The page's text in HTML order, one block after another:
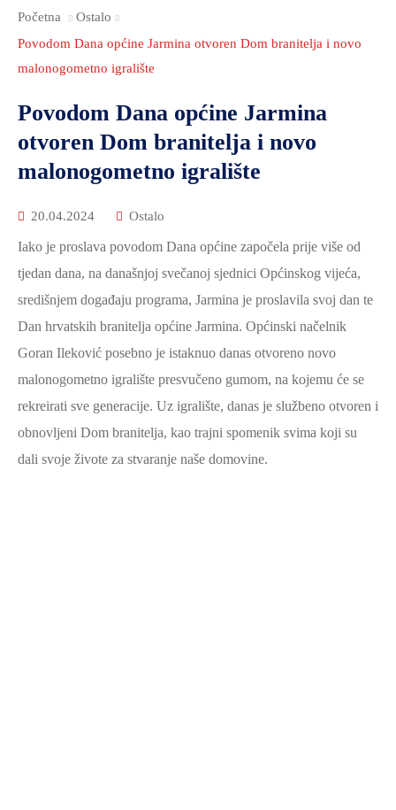
Početna
Ostalo
Povodom Dana općine Jarmina otvoren Dom branitelja i novo
malonogometno igralište
Povodom Dana općine Jarmina
otvoren Dom branitelja i novo
malonogometno igralište
20.04.2024 Ostalo
Iako je proslava povodom Dana općine započela prije više od
tjedan dana, na današnjoj svečanoj sjednici Općinskog vijeća,
središnjem događaju programa, Jarmina je proslavila svoj dan te
Dan hrvatskih branitelja općine Jarmina. Općinski načelnik
Goran Ileković posebno je istaknuo danas otvoreno novo
malonogometno igralište presvučeno gumom, na kojemu će se
rekreirati sve generacije. Uz igralište, danas je službeno otvoren i
obnovljeni Dom branitelja, kao trajni spomenik svima koji su
dali svoje živote za stvaranje naše domovine.